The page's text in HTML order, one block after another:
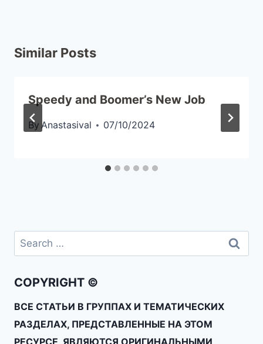
Similar Posts
Speedy and Boomer’s New Job
By Anastasival 07/10/2024
COPYRIGHT ©
ВСЕ СТАТЬИ В ГРУППАХ И ТЕМАТИЧЕСКИХ
РАЗДЕЛАХ, ПРЕДСТАВЛЕННЫЕ НА ЭТОМ
РЕСУРСЕ, ЯВЛЯЮТСЯ ОРИГИНАЛЬНЫМИ